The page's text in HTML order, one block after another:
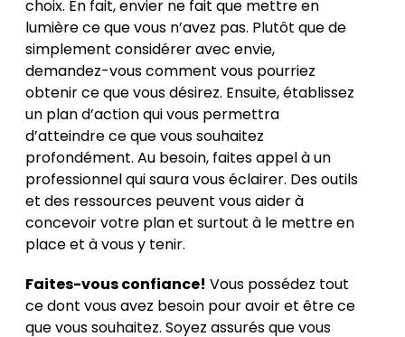
choix. En fait, envier ne fait que mettre en
lumière ce que vous n’avez pas. Plutôt que de
simplement considérer avec envie,
demandez-vous comment vous pourriez
obtenir ce que vous désirez. Ensuite, établissez
un plan d’action qui vous permettra
d’atteindre ce que vous souhaitez
profondément. Au besoin, faites appel à un
professionnel qui saura vous éclairer. Des outils
et des ressources peuvent vous aider à
concevoir votre plan et surtout à le mettre en
place et à vous y tenir.
Faites-vous confiance! Vous possédez tout
ce dont vous avez besoin pour avoir et être ce
que vous souhaitez. Soyez assurés que vous